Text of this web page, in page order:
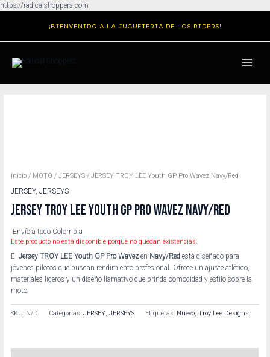
https://radicalshoppers.com
contenido
¡BIENVENIDO A LA JUGUETERIA DE LOS RIDERS!
MENU
Inicio / MOTO /JERSEYS / JERSEY TROY LEE Youth GP Pro Wavez Navy/Red
JERSEY,JERSEYS
JERSEY TROY LEE YOUTH GP PRO WAVEZ NAVY/RED
Envío a todo Colombia
Este producto no está disponible porque no quedan existencias.
ElJersey TROY LEE Youth GP Pro Wavezen Navy/Red está diseñado para
jóvenes pilotos que buscan rendimiento profesional. Ofrece un ajuste atlético,
materiales ligeros y un diseño llamativo que brinda comodidad y estilo sobre la
moto.
SKU: N/D Categorías:JERSEY,JERSEYS Etiquetas: Nuevo,Troy Lee Designs